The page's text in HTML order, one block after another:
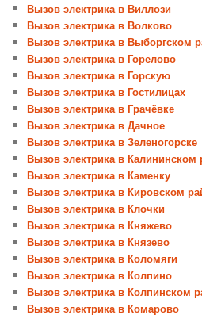
Вызов электрика в Виллози
Вызов электрика в Волково
Вызов электрика в Выборгском
Вызов электрика в Горелово
Вызов электрика в Горскую
Вызов электрика в Гостилицах
Вызов электрика в Грачёвке
Вызов электрика в Дачное
Вызов электрика в Зеленогорске
Вызов электрика в Калининском
Вызов электрика в Каменку
Вызов электрика в Кировском
Вызов электрика в Клочки
Вызов электрика в Княжево
Вызов электрика в Князево
Вызов электрика в Коломяги
Вызов электрика в Колпино
Вызов электрика в Колпинском
Вызов электрика в Комарово